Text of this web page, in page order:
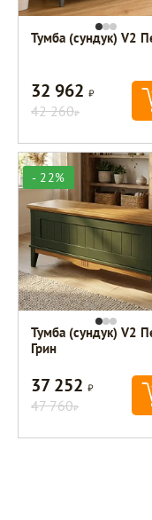
Тумба (сундук) V2
32 962Р
42 260Р
- 22%
Тумба (сундук) V2
Грин
37 252Р
47 760Р